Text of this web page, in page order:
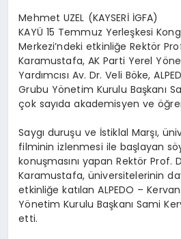
Mehmet UZEL (KAYSERİ İGFA)
KAYÜ 15 Temmuz Yerleşkesi
Merkezi’ndeki etkinliğe Rektör
Karamustafa, AK Parti Yerel
Yardımcısı Av. Dr. Veli Böke,
Grubu Yönetim Kurulu Başkanı
çok sayıda akademisyen ve
Saygı duruşu ve İstiklal Marşı,
filminin izlenmesi ile başlayan
konuşmasını yapan Rektör Prof.
Karamustafa, üniversitelerinin
etkinliğe katılan ALPEDO –
Yönetim Kurulu Başkanı Sami
etti.